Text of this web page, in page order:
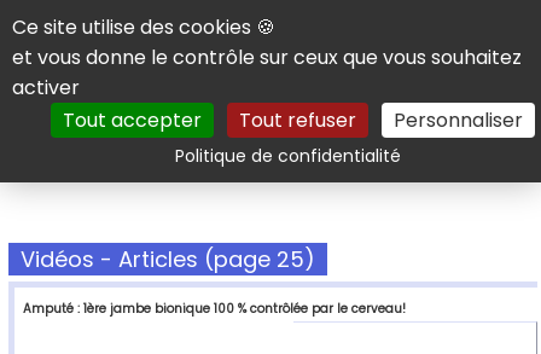
Panneau de gestion des cookies
Ce site utilise des cookies 🍪
et vous donne le contrôle sur ceux que vous souhaitez
activer
Tout accepter
Tout refuser Personnaliser
Politique de confidentialitéRechercher
Vidéos - Articles (page 25)
Amputé : 1ère jambe bionique 100 % contrôlée par le cerveau!